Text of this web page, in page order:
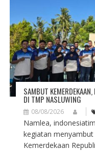
SAMBUT
DI TMP NASLUWING
08/08/2026
Namlea,
kegiatan menyambut
Kemerdekaan